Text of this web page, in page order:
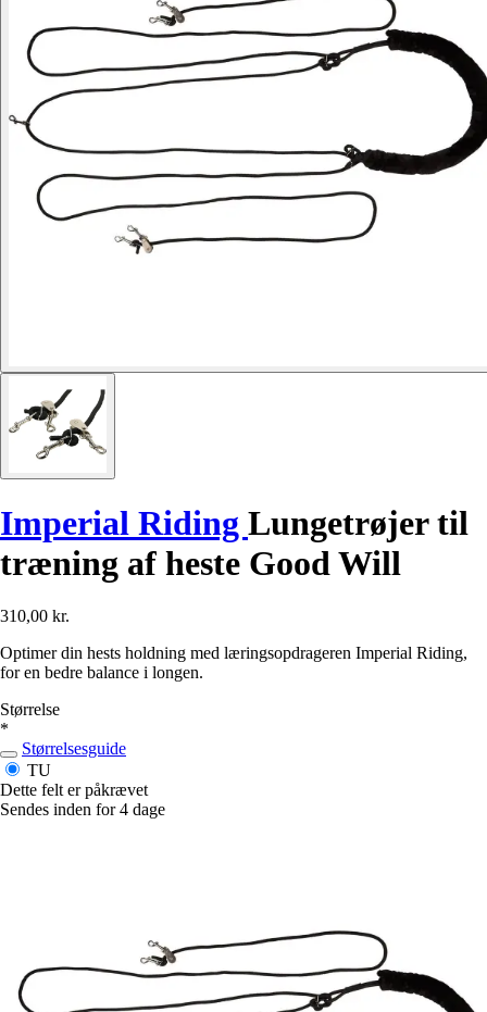
Imperial Riding Lungetrøjer til
træning af heste Good Will
310,00 kr.
Optimer din hests holdning med læringsopdrageren Imperial Riding,
for en bedre balance i longen.
Størrelse
*
Størrelsesguide
TU
Dette felt er påkrævet
Sendes inden for 4 dage